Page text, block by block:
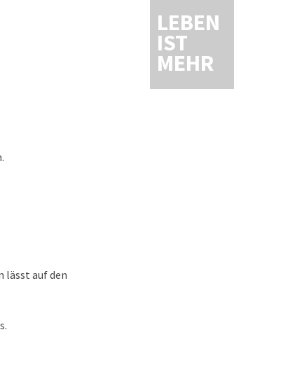
LEBEN
IST
MEHR
lässt auf den